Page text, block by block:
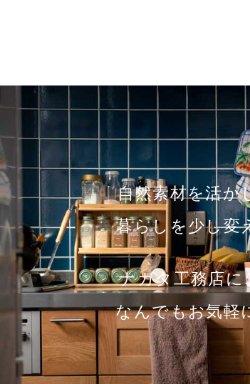
自然素材を活か
暮らしを少し変
ナガタ工務店
なんでもお気軽